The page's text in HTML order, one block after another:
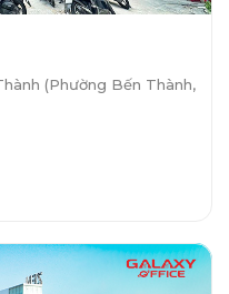
(Phường Bến Thành,